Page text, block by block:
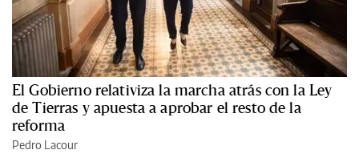
El Gobierno relativiza la marcha atrás con la Ley
de Tierras y apuesta a aprobar el resto de la
reforma
Pedro Lacour